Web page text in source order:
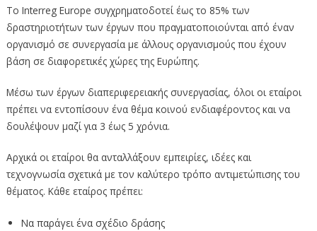
Το Interreg Europe συγχρηματοδοτεί έως το 85% των
δραστηριοτήτων των έργων που πραγματοποιούνται από έναν
οργανισμό σε συνεργασία με άλλους οργανισμούς που έχουν
βάση σε διαφορετικές χώρες της Ευρώπης.
Μέσω των έργων διαπεριφερειακής συνεργασίας, όλοι οι εταίροι
πρέπει να εντοπίσουν ένα θέμα κοινού ενδιαφέροντος και να
δουλέψουν μαζί για 3 έως 5 χρόνια.
Αρχικά οι εταίροι θα ανταλλάξουν εμπειρίες, ιδέες και
τεχνογνωσία σχετικά με τον καλύτερο τρόπο αντιμετώπισης του
θέματος. Κάθε εταίρος πρέπει:
Να παράγει ένα σχέδιο δράσης